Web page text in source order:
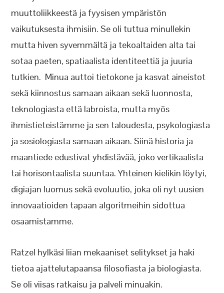
muuttoliikkeestä ja fyysisen ympäristön
vaikutuksesta ihmisiin. Se oli tuttua minullekin
mutta hiven syvemmältä ja tekoaltaiden alta tai
sotaa paeten, spatiaalista identiteettiä ja juuria
tutkien. Minua auttoi tietokone ja kasvat aineistot
sekä kiinnostus samaan aikaan sekä luonnosta,
teknologiasta että labroista, mutta myös
ihmistieteistämme ja sen taloudesta, psykologiasta
ja sosiologiasta samaan aikaan. Siinä historia ja
maantiede edustivat yhdistävää, joko vertikaalista
tai horisontaalista suuntaa. Yhteinen kielikin löytyi,
digiajan luomus sekä evoluutio, joka oli nyt uusien
innovaatioiden tapaan algoritmeihin sidottua
osaamistamme.
Ratzel hylkäsi liian mekaaniset selitykset ja haki
tietoa ajattelutapaansa filosofiasta ja biologiasta.
Se oli viisas ratkaisu ja palveli minuakin.